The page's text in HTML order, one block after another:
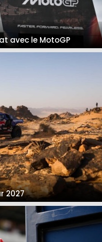
avec le MotoGP
2027